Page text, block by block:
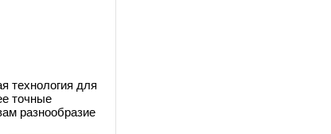
технология для
точные
разнообразие